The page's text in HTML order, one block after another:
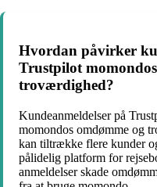
Hvordan påvirker
Trustpilot
troværdighed?
Kundeanmeldelser på
momondos omdømme og
kan tiltrække flere kunder
pålidelig platform for
anmeldelser skade